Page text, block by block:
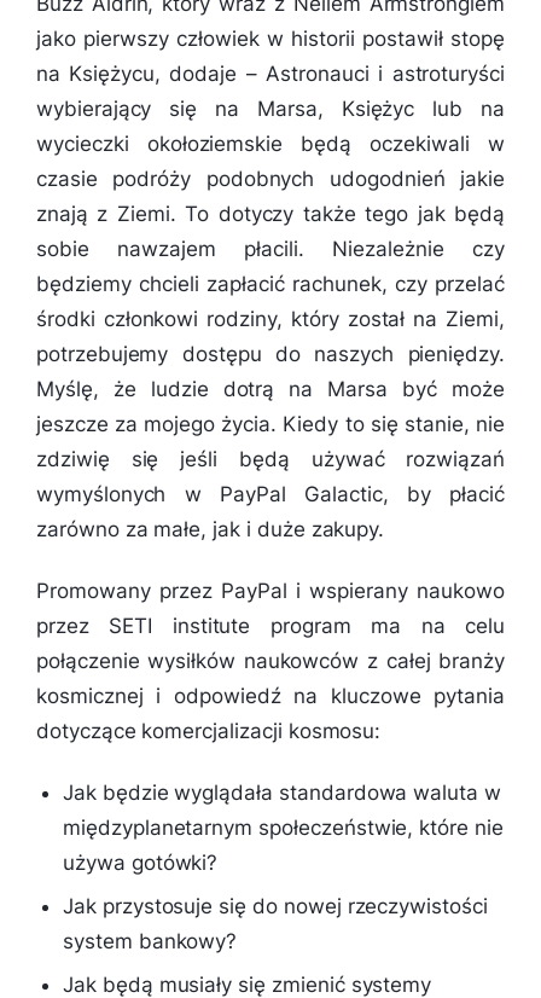
jako pierwszy człowiek w historii postawił stopę
na Księżycu, dodaje – Astronauci i astroturyści
wybierający się na Marsa, Księżyc lub na
wycieczki okołoziemskie będą oczekiwali w
czasie podróży podobnych udogodnień jakie
znają z Ziemi. To dotyczy także tego jak będą
sobie nawzajem płacili. Niezależnie czy
będziemy chcieli zapłacić rachunek, czy przelać
środki członkowi rodziny, który został na Ziemi,
potrzebujemy dostępu do naszych pieniędzy.
Myślę, że ludzie dotrą na Marsa być może
jeszcze za mojego życia. Kiedy to się stanie, nie
zdziwię się jeśli będą używać rozwiązań
wymyślonych w PayPal Galactic, by płacić
zarówno za małe, jak i duże zakupy.
Promowany przez PayPal i wspierany naukowo
przez SETI institute program ma na celu
połączenie wysiłków naukowców z całej branży
kosmicznej i odpowiedź na kluczowe pytania
dotyczące komercjalizacji kosmosu:
Jak będzie wyglądała standardowa waluta w
międzyplanetarnym społeczeństwie, które nie
używa gotówki?
Jak przystosuje się do nowej rzeczywistości
system bankowy?
Jak będą musiały się zmienić systemy